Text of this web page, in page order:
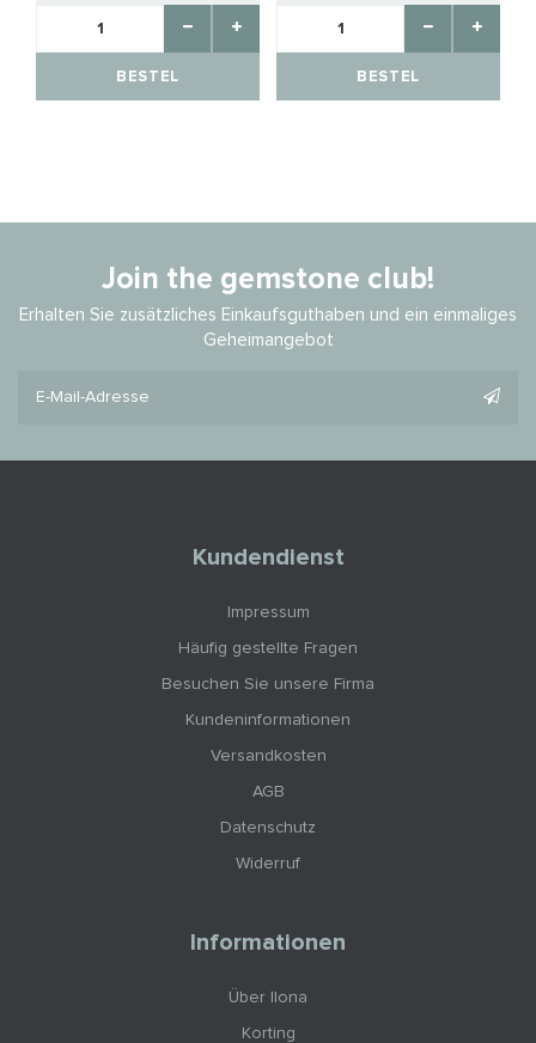
BESTEL BESTEL
Join the gemstone club!
Erhalten Sie zusätzliches Einkaufsguthaben und ein einmaliges
Geheimangebot
Kundendienst
Impressum
Häufig gestellte Fragen
Besuchen Sie unsere Firma
Kundeninformationen
Versandkosten
AGB
Datenschutz
Widerruf
Informationen
Über Ilona
Korting